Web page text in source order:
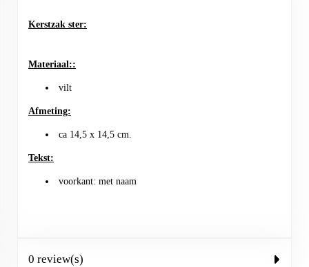
Kerstzak ster:
Materiaal::
vilt
Afmeting:
ca 14,5 x 14,5 cm.
Tekst:
voorkant: met naam
0 review(s)